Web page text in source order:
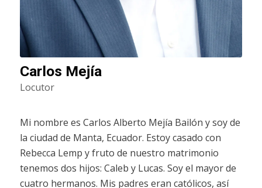
Carlos Mejía
Locutor
Mi nombre es Carlos Alberto Mejía Bailón y soy de
la ciudad de Manta, Ecuador. Estoy casado con
Rebecca Lemp y fruto de nuestro matrimonio
tenemos dos hijos: Caleb y Lucas. Soy el mayor de
cuatro hermanos. Mis padres eran católicos, así